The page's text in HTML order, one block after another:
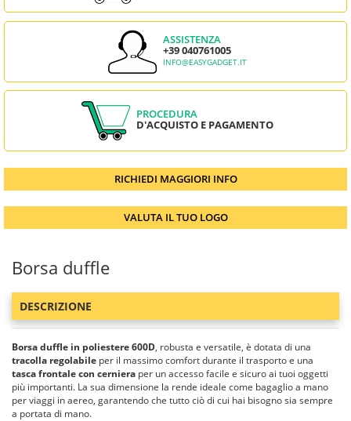
ASSISTENZA
+39 040761005
INFO@EASYGADGET.IT
PROCEDURA
D'ACQUISTO E PAGAMENTO
RICHIEDI MAGGIORI INFO
VALUTA IL TUO LOGO
Borsa duffle
DESCRIZIONE
Borsa duffle in poliestere 600D, robusta e versatile, è dotata di una
tracolla regolabile per il massimo comfort durante il trasporto e una
tasca frontale con cerniera per un accesso facile e sicuro ai tuoi oggetti
più importanti. La sua dimensione la rende ideale come bagaglio a mano
per viaggi in aereo, garantendo che tutto ciò di cui hai bisogno sia sempre
a portata di mano.